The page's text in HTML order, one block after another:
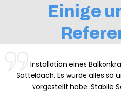
Einige
eines Balkonkraftwerkes auf
wurde alles so umgesetzt wie
habe. Stabile Schienen und